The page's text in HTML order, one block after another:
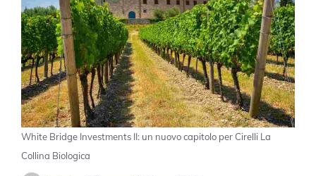
White Bridge Investments II: un nuovo capitolo per Cirelli La
Collina Biologica